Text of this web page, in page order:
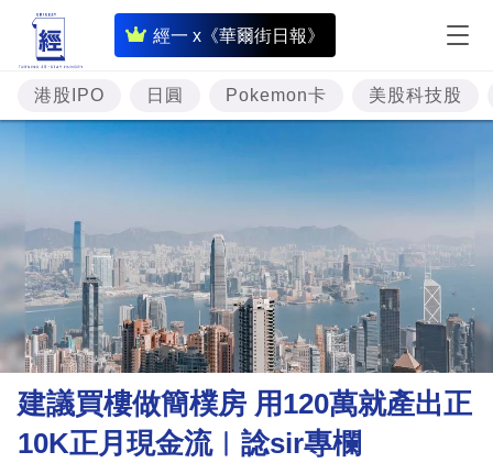
經一 x《華爾街日報》
即
時
財
經
投
資
樓
市
理
財
商
港股IPO 日圓 Pokemon卡 美股科技股
建議買樓做簡樸房 用120萬就產出正
10K正月現金流︳諗sir專欄